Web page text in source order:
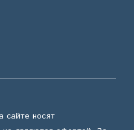
сайте носят